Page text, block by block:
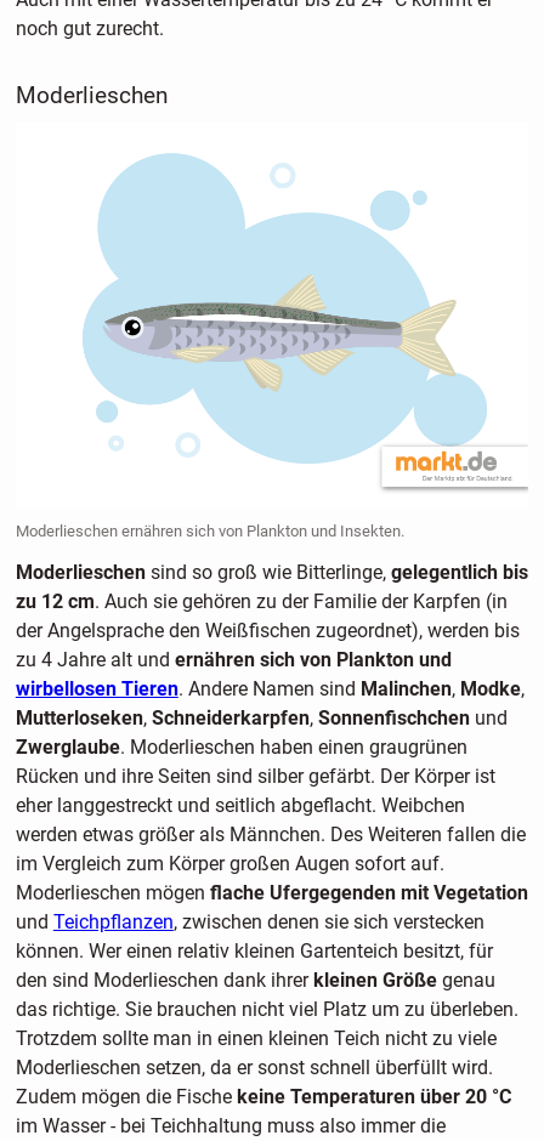
noch gut zurecht.
Moderlieschen
Moderlieschen ernähren sich von Plankton und Insekten.
Moderlieschen sind so groß wie Bitterlinge, gelegentlich bis
zu 12 cm. Auch sie gehören zu der Familie der Karpfen (in
der Angelsprache den Weißfischen zugeordnet), werden bis
zu 4 Jahre alt und ernähren sich von Plankton und
wirbellosen Tieren. Andere Namen sind Malinchen, Modke,
Mutterloseken, Schneiderkarpfen, Sonnenfischchen und
Zwerglaube. Moderlieschen haben einen graugrünen
Rücken und ihre Seiten sind silber gefärbt. Der Körper ist
eher langgestreckt und seitlich abgeflacht. Weibchen
werden etwas größer als Männchen. Des Weiteren fallen die
im Vergleich zum Körper großen Augen sofort auf.
Moderlieschen mögen flache Ufergegenden mit Vegetation
und Teichpflanzen, zwischen denen sie sich verstecken
können. Wer einen relativ kleinen Gartenteich besitzt, für
den sind Moderlieschen dank ihrerkleinen Größegenau
das richtige. Sie brauchen nicht viel Platz um zu überleben.
Trotzdem sollte man in einen kleinen Teich nicht zu viele
Moderlieschen setzen, da er sonst schnell überfüllt wird.
Zudem mögen die Fische keine Temperaturen über 20 °C
im Wasser - bei Teichhaltung muss also immer die